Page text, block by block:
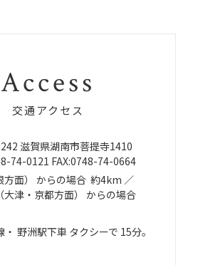
Access
交通アクセス
滋賀県湖南市菩提寺1410
74-0121 FAX:0748-74-0664
面） からの場合 約4km ／
津・京都方面）
からの場合
野洲駅下車 タクシーで 15分。